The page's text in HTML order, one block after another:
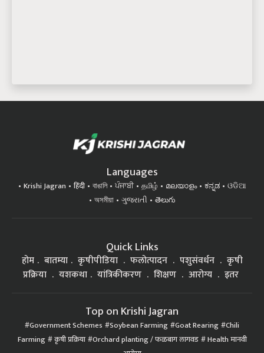
Languages
Krishi Jagran हिंदी বাঙালি ਪੰਜਾਬੀ தமிழ் മലയാളം ಕನ್ನಡ
ଓଡିଆ
অসমীয়া
ગુજરાતી తెలుగు
Quick Links
होम बातम्या कृषीपीडिया फलोत्पादन पशुसंवर्धन
कृषी
प्रक्रिया
यशकथा यांत्रिकीकरण शिक्षण आरोग्य इतर
Top on Krishi Jagran
Government Schemes Soybean Farming Goat Rearing Chili
Farming कृषी प्रक्रिया Orchard planting / फळबाग लागवड Health मानवी